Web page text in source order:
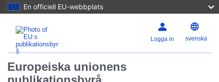
En officiell EU-webbplats
Logga in svenska
Europeiska unionens